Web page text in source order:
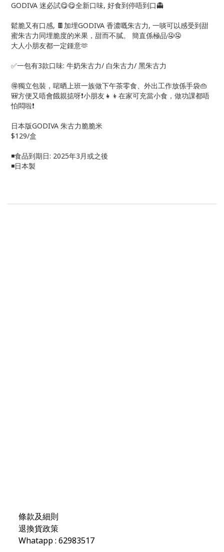
GODIVA 迷必試😋😋全新口味, 好食到停唔到口👻
鬆脆又有口感, 🍫加埋GODIVA 香濃嘅朱古力, 一啖可以感受到甜
蜜朱古力同埋脆度的米果，甜而不膩。 簡直係極品🤤🤤
大人小朋友都一定鍾意🫶
✅一包有3款口味: 牛奶朱古力/ 白朱古力/ 黑朱古力
🉐獨立包裝，啱晒上班一族做下午茶零食、外出工作放係手袋👜
🎒方便又唔會餓親掂呀❗小朋友👧👦在家可充當小食，做功課都唔
怕悶啦❗
日本版GODIVA 朱古力脆脆米
$129/盒
◾食品到期日: 2025年3月或之後
◾日本製
條款及細則
退換貨政策
Whatapp : 62983517